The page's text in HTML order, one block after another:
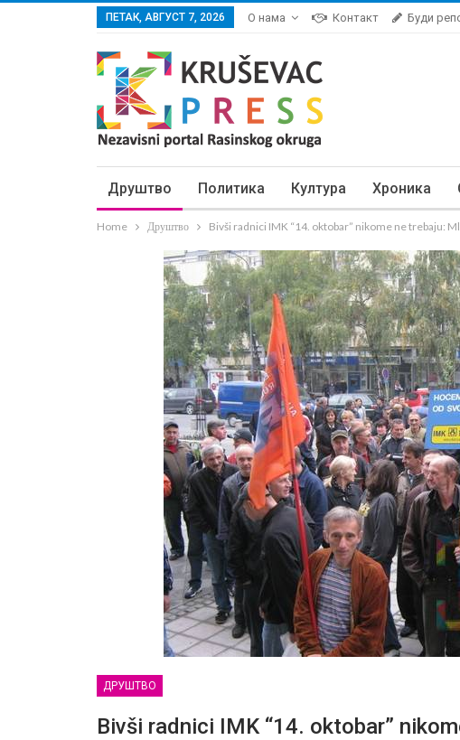
ПЕТАК, АВГУСТ 7, 2026 О нама Контакт Буди
Друштво Политика Култура Хроника
Home Друштво Bivši radnici IMK “14. oktobar” nikome ne trebaju:
ДРУШТВО
Bivši radnici IMK “14. oktobar”